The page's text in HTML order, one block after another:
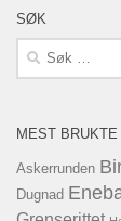
SØK
Søk
MEST BRUKTE
Askerrunden
Dugnad